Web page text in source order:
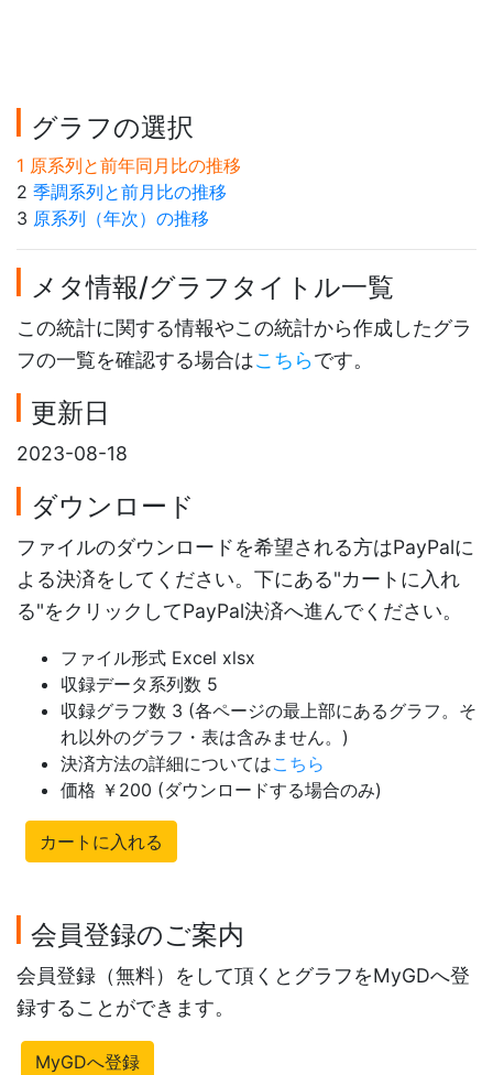
グラフの選択
1 原系列と前年同月比の推移
2 季調系列と前月比の推移
3 原系列（年次）の推移
メタ情報/グラフタイトル一覧
この統計に関する情報やこの統計から作成したグラ
フの一覧を確認する場合はこちらです。
更新日
2023-08-18
ダウンロード
ファイルのダウンロードを希望される方はPayPalに
よる決済をしてください。下にある"カートに入れ
る"をクリックしてPayPal決済へ進んでください。
ファイル形式 Excel xlsx
収録データ系列数 5
収録グラフ数 3 (各ページの最上部にあるグラフ。そ
れ以外のグラフ・表は含みません。)
決済方法の詳細についてはこちら
価格 ￥200 (ダウンロードする場合のみ)
カートに入れる
会員登録のご案内
会員登録（無料）をして頂くとグラフをMyGDへ登
録することができます。
MyGDへ登録